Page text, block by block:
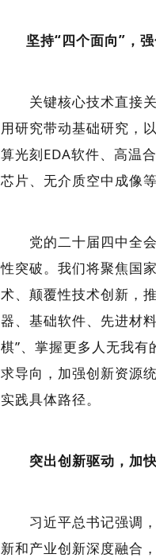
坚持“四个面向”，
关键核心技术直接关
用研究带动基础研究，
算光刻EDA软件、高温
芯片、无介质空中成像
党的二十届四中全会
性突破。我们将聚焦国
术、颠覆性技术创新，
器、基础软件、先进材
棋”、掌握更多人无我有
求导向，加强创新资源
实践具体路径。
突出创新驱动，加快
习近平总书记强调，“
新和产业创新深度融合